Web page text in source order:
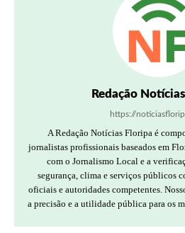
Redação
https://
A Redação Notícias Floripa é
jornalistas profissionais baseados em
com o Jornalismo Local e a
segurança, clima e serviços públicos
oficiais e autoridades competentes.
a precisão e a utilidade pública para os